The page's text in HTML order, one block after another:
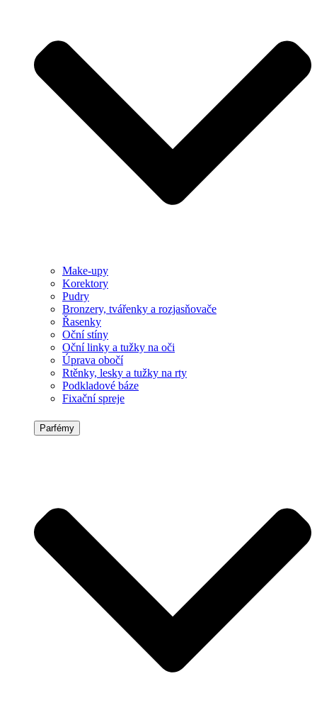
Make-upy
Korektory
Pudry
Bronzery, tvářenky a rozjasňovače
Řasenky
Oční stíny
Oční linky a tužky na oči
Úprava obočí
Rtěnky, lesky a tužky na rty
Podkladové báze
Fixační spreje
Parfémy